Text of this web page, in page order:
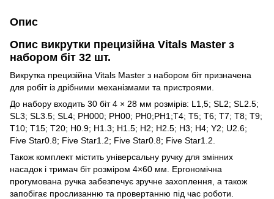
Опис
Опис викрутки прецизійна Vitals Master з
набором біт 32 шт.
Викрутка прецизійна Vitals Master з набором біт призначена
для робіт із дрібними механізмами та пристроями.
До набору входить 30 біт 4 × 28 мм розмірів: L1,5; SL2; SL2.5;
SL3; SL3.5; SL4; PH000; PH00; PH0;PH1;T4; T5; T6; T7; T8; T9;
T10; T15; T20; H0.9; H1.3; H1.5; H2; H2.5; H3; H4; Y2; U2.6;
Five Star0.8; Five Star1.2; Five Star0.8; Five Star1.2.
Також комплект містить універсальну ручку для змінних
насадок і тримач біт розміром 4×60 мм. Ергономічна
прогумована ручка забезпечує зручне захоплення, а також
запобігає прослизанню та провертанню під час роботи.